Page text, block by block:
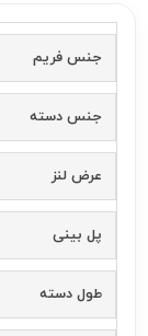
جنس فریم
جنس دسته
عرض لنز
پل بینی
طول دسته